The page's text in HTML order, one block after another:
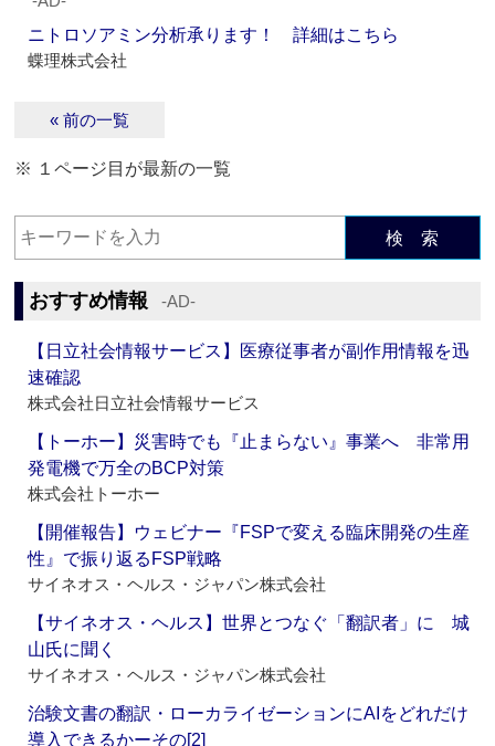
ニトロソアミン分析承ります！ 詳細はこちら
蝶理株式会社
« 前の一覧
※ １ページ目が最新の一覧
検 索
おすすめ情報 ‐AD‐
【日立社会情報サービス】医療従事者が副作用情報を迅
速確認
株式会社日立社会情報サービス
【トーホー】災害時でも『止まらない』事業へ 非常用
発電機で万全のBCP対策
株式会社トーホー
【開催報告】ウェビナー『FSPで変える臨床開発の生産
性』で振り返るFSP戦略
サイネオス・ヘルス・ジャパン株式会社
【サイネオス・ヘルス】世界とつなぐ「翻訳者」に 城
山氏に聞く
サイネオス・ヘルス・ジャパン株式会社
治験文書の翻訳・ローカライゼーションにAIをどれだけ
導入できるかーその[2]